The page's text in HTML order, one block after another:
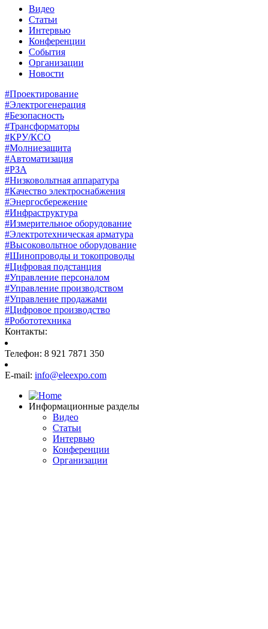
Видео
Статьи
Интервью
Конференции
События
Организации
Новости
#Проектирование
#Электрогенерация
#Безопасность
#Трансформаторы
#КРУ/КСО
#Молниезащита
#Автоматизация
#РЗА
#Низковольтная аппаратура
#Качество электроснабжения
#Энергосбережение
#Инфраструктура
#Измерительное оборудование
#Электротехническая арматура
#Высоковольтное оборудование
#Шинопроводы и токопроводы
#Цифровая подстанция
#Управление персоналом
#Управление производством
#Управление продажами
#Цифровое производство
#Робототехника
Контакты:
Телефон: 8 921 7871 350
E-mail: info@eleexpo.com
Информационные разделы
Видео
Статьи
Интервью
Конференции
Организации